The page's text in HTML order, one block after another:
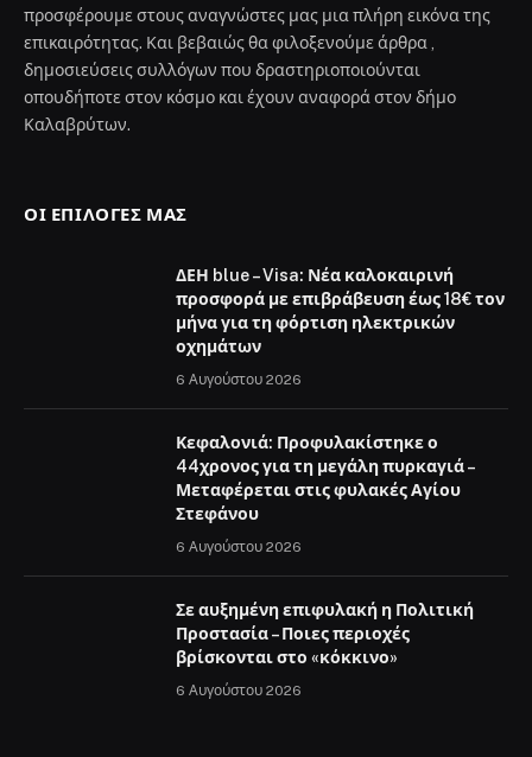
προσφέρουμε στους αναγνώστες μας μια πλήρη εικόνα της
επικαιρότητας. Και βεβαιώς θα φιλοξενούμε άρθρα ,
δημοσιεύσεις συλλόγων που δραστηριοποιούνται
οπουδήποτε στον κόσμο και έχουν αναφορά στον δήμο
Καλαβρύτων.
ΟΙ ΕΠΙΛΟΓΈΣ ΜΑΣ
ΔΕΗ blue – Visa: Νέα καλοκαιρινή
προσφορά με επιβράβευση έως 18€ τον
μήνα για τη φόρτιση ηλεκτρικών
οχημάτων
6 Αυγούστου 2026
Κεφαλονιά: Προφυλακίστηκε ο
44χρονος για τη μεγάλη πυρκαγιά –
Μεταφέρεται στις φυλακές Αγίου
Στεφάνου
6 Αυγούστου 2026
Σε αυξημένη επιφυλακή η Πολιτική
Προστασία – Ποιες περιοχές
βρίσκονται στο «κόκκινο»
6 Αυγούστου 2026